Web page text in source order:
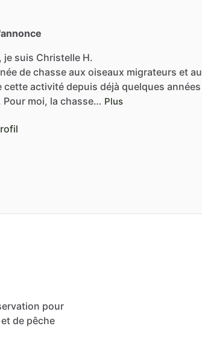
je suis Christelle H.
de chasse aux oiseaux migrateurs et au
cette activité depuis déjà quelques années
Pour moi, la chasse… Plus
pour
de pêche